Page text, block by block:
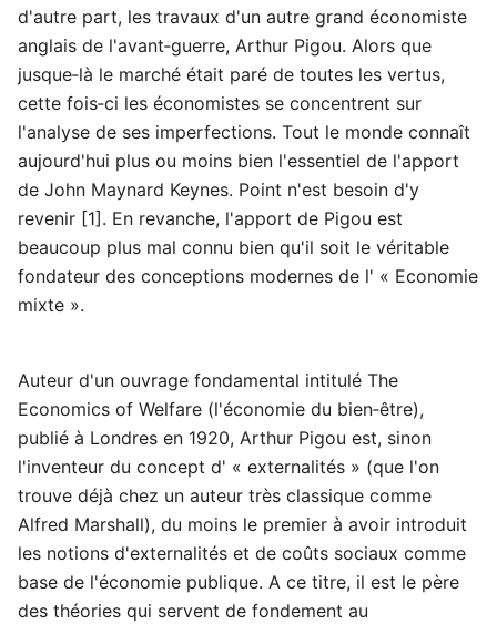
d'autre part, les travaux d'un autre grand économiste
anglais de l'avant‑guerre, Arthur Pigou. Alors que
jusque‑là le marché était paré de toutes les vertus,
cette fois‑ci les économistes se concentrent sur
l'analyse de ses imperfections. Tout le monde connaît
aujourd'hui plus ou moins bien l'essentiel de l'apport
de John Maynard Keynes. Point n'est besoin d'y
revenir [1]. En revanche, l'apport de Pigou est
beaucoup plus mal connu bien qu'il soit le véritable
fondateur des conceptions modernes de l' « Economie
mixte ».
Auteur d'un ouvrage fondamental intitulé The
Economics of Welfare (l'économie du bien‑être),
publié à Londres en 1920, Arthur Pigou est, sinon
l'inventeur du concept d' « externalités » (que l'on
trouve déjà chez un auteur très classique comme
Alfred Marshall), du moins le premier à avoir introduit
les notions d'externalités et de coûts sociaux comme
base de l'économie publique. A ce titre, il est le père
des théories qui servent de fondement au